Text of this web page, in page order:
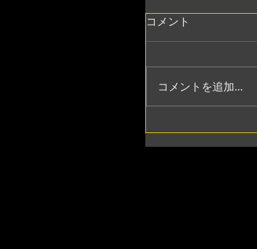
コメント
コメントを追加…